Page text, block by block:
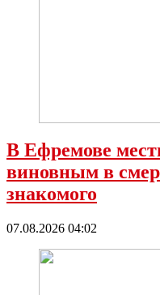
В Ефремове
виновным в
знакомого
07.08.2026 04:02